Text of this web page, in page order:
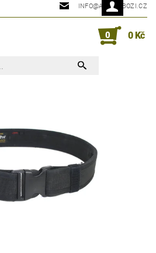
INFO@ARMYZBOZI.CZ
0 0 Kč